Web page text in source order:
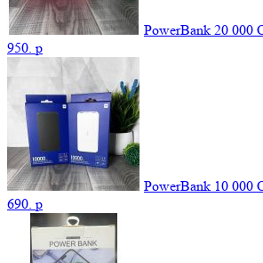
PowerBank 20 000
950. p
PowerBank 10 000
690. p